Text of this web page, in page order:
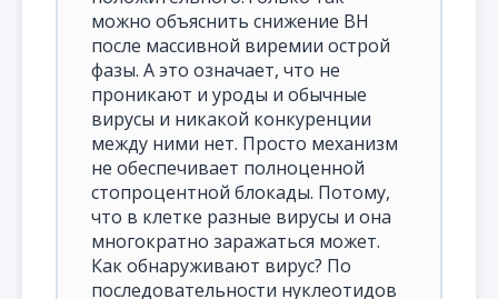
можно объяснить снижение ВН
после массивной виремии острой
фазы. А это означает, что не
проникают и уроды и обычные
вирусы и никакой конкуренции
между ними нет. Просто механизм
не обеспечивает полноценной
стопроцентной блокады. Потому,
что в клетке разные вирусы и она
многократно заражаться может.
Как обнаруживают вирус? По
последовательности нуклеотидов